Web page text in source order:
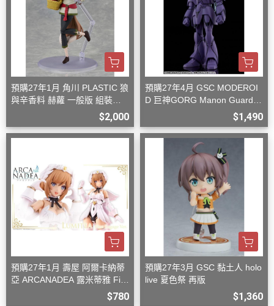
預購27年1月 角川 PLASTIC 狼
與辛香料 赫蘿 一般版 組裝模
$2,000
預購27年4月 GSC MODEROI
D 巨神GORG Manon Guardia
$1,490
預購27年1月 壽屋 阿爾卡納蒂
亞 ARCANADEA 露米蒂雅 Firs
$780
預購27年3月 GSC 黏土人 holo
live 夏色祭 再版
$1,360